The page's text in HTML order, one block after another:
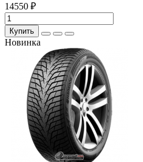
14550 ₽
Купить
Новинка